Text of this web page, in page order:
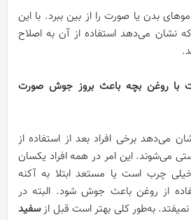
بدن یا صورت را از بین ببرد. با این
نشان می‌دهد استفاده از آن به اصلاح
با روغن بچه باعث بروز جوش صورت
می‌دهد برخی افراد بعد از استفاده از
می‌شوند. این امر در همه افراد یکسان
چرب است یا مستعد ابتلا به آکنه
از روغن باعث جوش شود. البته در
نمیفتد. به‌طور کلی بهتر است قبل ازسفید